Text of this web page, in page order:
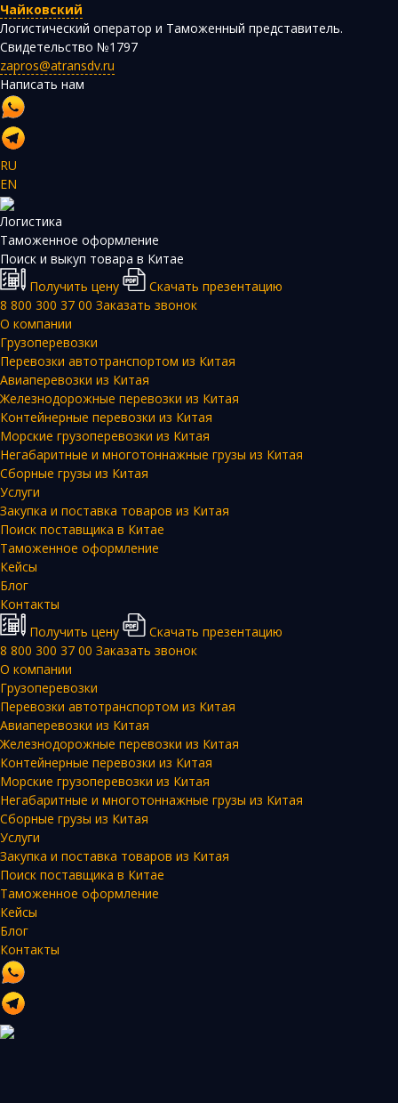
Чайковский
Логистический оператор и Таможенный представитель.
Свидетельство №1797
zapros@atransdv.ru
Написать нам
RU
EN
Логистика
Таможенное оформление
Поиск и выкуп товара в Китае
Получить цену
Скачать презентацию
8 800 300 37 00 Заказать звонок
О компании
Грузоперевозки
Перевозки автотранспортом из Китая
Авиаперевозки из Китая
Железнодорожные перевозки из Китая
Контейнерные перевозки из Китая
Морские грузоперевозки из Китая
Негабаритные и многотоннажные грузы из Китая
Сборные грузы из Китая
Услуги
Закупка и поставка товаров из Китая
Поиск поставщика в Китае
Таможенное оформление
Кейсы
Блог
Контакты
Получить цену
Скачать презентацию
8 800 300 37 00 Заказать звонок
О компании
Грузоперевозки
Перевозки автотранспортом из Китая
Авиаперевозки из Китая
Железнодорожные перевозки из Китая
Контейнерные перевозки из Китая
Морские грузоперевозки из Китая
Негабаритные и многотоннажные грузы из Китая
Сборные грузы из Китая
Услуги
Закупка и поставка товаров из Китая
Поиск поставщика в Китае
Таможенное оформление
Кейсы
Блог
Контакты